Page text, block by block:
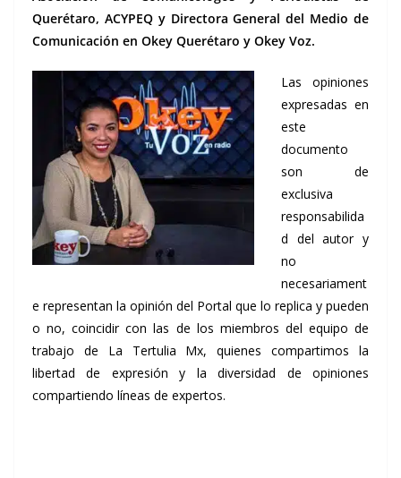
Querétaro, ACYPEQ y Directora General del Medio de
Comunicación en Okey Querétaro y Okey Voz.
Las opiniones
expresadas en
este
documento
son de
exclusiva
responsabilida
d del autor y
no
necesariament
e representan la opinión del Portal que lo replica y pueden
o no, coincidir con las de los miembros del equipo de
trabajo de La Tertulia Mx, quienes compartimos la
libertad de expresión y la diversidad de opiniones
compartiendo líneas de expertos.